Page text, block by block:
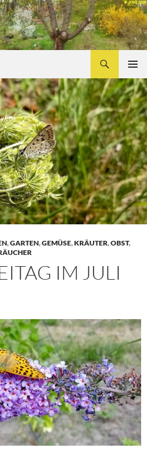
MENÜ
,GARTEN,GEMÜSE,KRÄUTER,OBST,
IM JULI